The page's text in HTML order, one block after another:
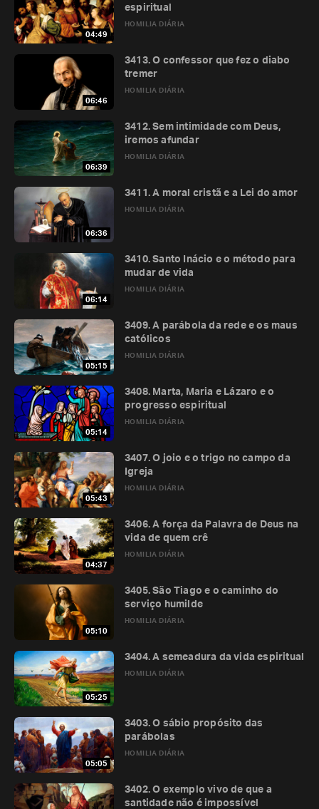
04:49
HOMILIA DIÁRIA
espiritual
06:46
HOMILIA DIÁRIA
3413. O confessor que fez o diabo
tremer
06:39
HOMILIA DIÁRIA
3412. Sem intimidade com Deus,
iremos afundar
06:36
HOMILIA DIÁRIA
3411. A moral cristã e a Lei do amor
06:14
HOMILIA DIÁRIA
3410. Santo Inácio e o método para
mudar de vida
05:15
HOMILIA DIÁRIA
3409. A parábola da rede e os maus
católicos
05:14
HOMILIA DIÁRIA
3408. Marta, Maria e Lázaro e o
progresso espiritual
05:43
HOMILIA DIÁRIA
3407. O joio e o trigo no campo da
Igreja
04:37
HOMILIA DIÁRIA
3406. A força da Palavra de Deus na
vida de quem crê
05:10
HOMILIA DIÁRIA
3405. São Tiago e o caminho do
serviço humilde
05:25
HOMILIA DIÁRIA
3404. A semeadura da vida espiritual
05:05
HOMILIA DIÁRIA
3403. O sábio propósito das
parábolas
3402. O exemplo vivo de que a
santidade não é impossível